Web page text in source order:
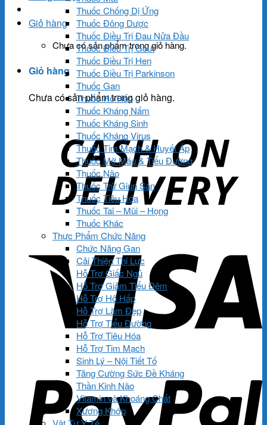
Giỏ hàng
Chưa có sản phẩm trong giỏ hàng.
Giỏ hàng
Chưa có sản phẩm trong giỏ hàng.
Thuốc Chống Dị Ứng
Thuốc Đông Dược
Thuốc Điều Trị Đau Nửa Đầu
Thuốc Điều Trị Gout
Thuốc Điều Trị Hen
Thuốc Điều Trị Parkinson
Thuốc Gan
Thuốc Hô Hấp
Thuốc Kháng Nấm
Thuốc Kháng Sinh
Thuốc Kháng Virus
Thuốc Tim Mạch & Huyết Áp
Thuốc Mỡ Máu & Tiểu Đường
Thuốc Não
Thuốc Trừ Giun Sán
Thuốc Tiêu Hóa
Thuốc Tai – Mũi – Họng
Thuốc Khác
Thực Phẩm Chức Năng
Chức Năng Gan
Cải Thiện Thị Lực
Hỗ Trợ Giấc Ngủ
Hỗ Trợ Giảm Tiểu Đêm
Hỗ Trợ Hô Hấp
Hỗ Trợ Làm Đẹp
Hỗ Trợ Tiểu Đường
Hỗ Trợ Tiêu Hóa
Hỗ Trợ Tim Mạch
Sinh Lý – Nội Tiết Tố
Tăng Cường Sức Đề Kháng
Thần Kinh Não
Vitamin và Khoáng Chất
Xương Khớp